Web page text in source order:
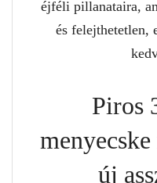
éjféli pillanataira,
és felejthetetlen,
Piros
új